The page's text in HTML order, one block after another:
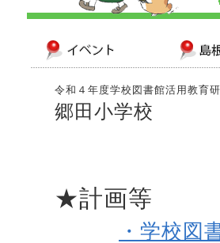
令和４年度学校図書館活用教育
郷田小学校
★計画等
・学校図